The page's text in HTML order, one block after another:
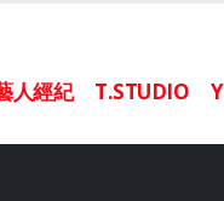
人經紀 T.STUDIO